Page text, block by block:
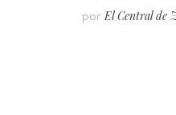
por El Central de